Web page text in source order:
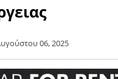
06, 2025